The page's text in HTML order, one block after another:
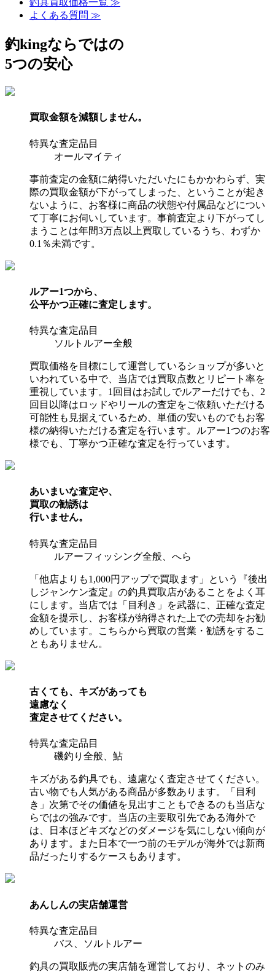
釣具買取価格一覧 ≫
よくある質問 ≫
釣kingならではの
5つの安心
買取金額を減額しません。
特異な査定品目
オールマイティ
事前査定の金額に納得いただいたにもかかわらず、実
際の買取金額が下がってしまった、ということが起き
ないように、お客様に商品の状態や付属品などについ
て丁寧にお伺いしています。事前査定より下がってし
まうことは年間3万点以上買取しているうち、わずか
0.1％未満です。
ルアー1つから、
公平かつ正確に査定します。
特異な査定品目
ソルトルアー全般
買取価格を目標にして運営しているショップが多いと
いわれている中で、当店では買取点数とリピート率を
重視しています。1回目はお試しでルアーだけでも、2
回目以降はロッドやリールの査定をご依頼いただける
可能性も見据えているため、単価の安いものでもお客
様の納得いただける査定を行います。ルアー1つのお客
様でも、丁寧かつ正確な査定を行っています。
あいまいな査定や、
買取の勧誘は
行いません。
特異な査定品目
ルアーフィッシング全般、へら
「他店よりも1,000円アップで買取ます」という『後出
しジャンケン査定』の釣具買取店があることをよく耳
にします。当店では「目利き」を武器に、正確な査定
金額を提示し、お客様が納得された上での売却をお勧
めしています。こちらから買取の営業・勧誘をするこ
ともありません。
古くても、キズがあっても
遠慮なく
査定させてください。
特異な査定品目
磯釣り全般、鮎
キズがある釣具でも、遠慮なく査定させてください。
古い物でも人気がある商品が多数あります。「目利
き」次第でその価値を見出すこともできるのも当店な
らではの強みです。当店の主要取引先である海外で
は、日本ほどキズなどのダメージを気にしない傾向が
あります。また日本で一つ前のモデルが海外では新商
品だったりするケースもあります。
あんしんの実店舗運営
特異な査定品目
バス、ソルトルアー
釣具の買取販売の実店舗を運営しており、ネットのみ